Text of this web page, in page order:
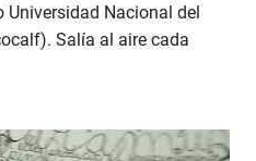
Universidad Nacional del
Salía al aire cada